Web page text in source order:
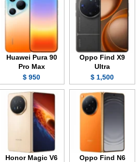
Oppo Find X9
Ultra
1,500 $
Huawei Pura 90
Pro Max
950 $
Oppo Find N6
Honor Magic V6